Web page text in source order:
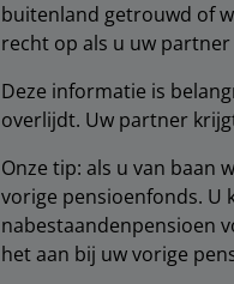
buitenland getrouwd of
recht op als u uw
Deze informatie is
overlijdt. Uw partner
Onze tip: als u van baan
vorige pensioenfonds. U
nabestaandenpensioen
het aan bij uw vorige